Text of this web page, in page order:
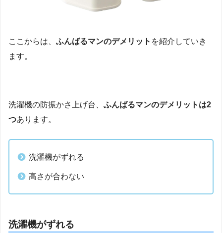
ここからは、 ふんばるマンのデメリット を紹介していき
ます。
洗濯機の防振かさ上げ台、 ふんばるマンのデメリットは2
つあります。
洗濯機がずれる
高さが合わない
洗濯機がずれる